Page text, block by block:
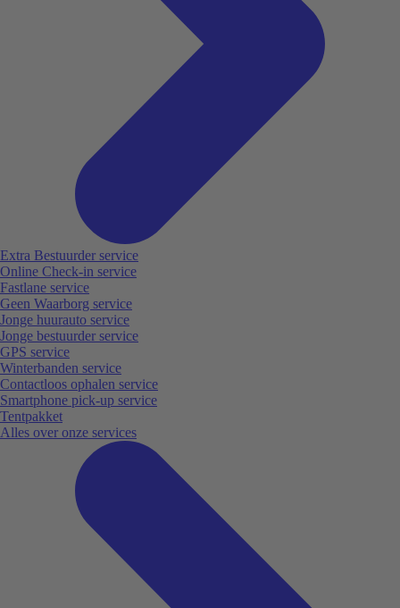
Extra Bestuurder service
Online Check-in service
Fastlane service
Geen Waarborg service
Jonge huurauto service
Jonge bestuurder service
GPS service
Winterbanden service
Contactloos ophalen service
Smartphone pick-up service
Tentpakket
Alles over onze services